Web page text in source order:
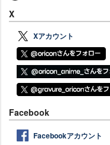
X
Xアカウント
Facebook
Facebookアカウント